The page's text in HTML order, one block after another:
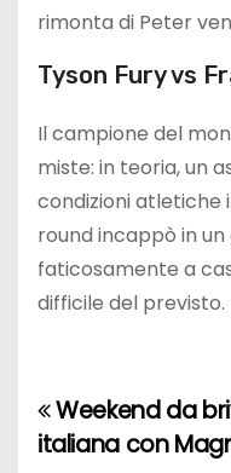
rimonta di Peter
Tyson Fury vs
Il campione del
miste: in teoria, un
condizioni atletiche
round incappò in
faticosamente a
difficile del previsto.
NWeekend da
italiana con